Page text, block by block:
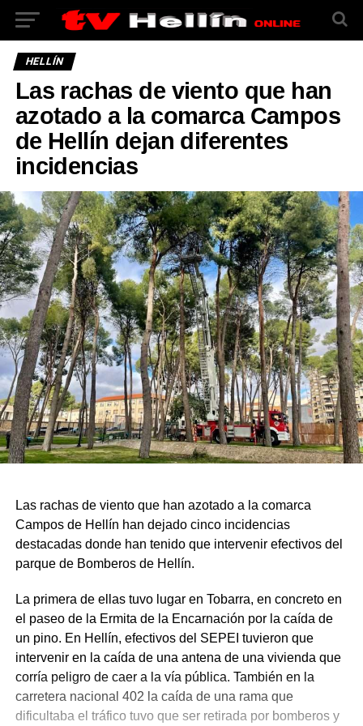
HELLÍN
Las rachas de viento que han
azotado a la comarca Campos
de Hellín dejan diferentes
incidencias
Las rachas de viento que han azotado a la comarca
Campos de Hellín han dejado cinco incidencias
destacadas donde han tenido que intervenir efectivos del
parque de Bomberos de Hellín.
La primera de ellas tuvo lugar en Tobarra, en concreto en
el paseo de la Ermita de la Encarnación por la caída de
un pino. En Hellín, efectivos del SEPEI tuvieron que
intervenir en la caída de una antena de una vivienda que
corría peligro de caer a la vía pública. También en la
carretera nacional 402 la caída de una rama que
dificultaba el tráfico tuvo que ser retirada por bomberos y